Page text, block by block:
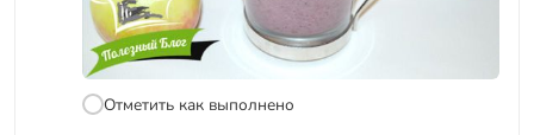
Отметить как выполнено